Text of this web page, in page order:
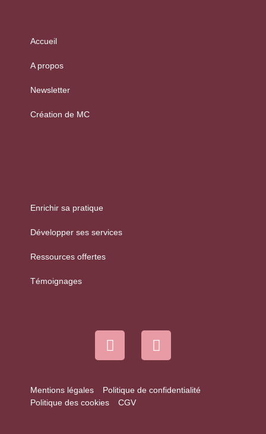
Accueil
A propos
Newsletter
Création de MC
Enrichir sa pratique
Développer ses services
Ressources offertes
Témoignages
Mentions légales
Politique de confidentialité
Politique des cookies
CGV